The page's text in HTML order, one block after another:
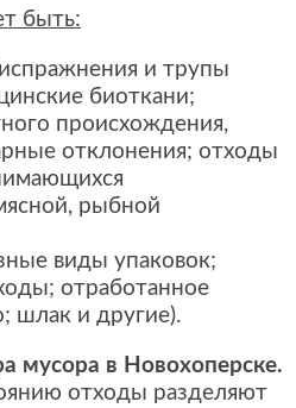
быть:
и трупы
биоткани;
происхождения,
отклонения; отходы
рыбной
виды упаковок;
отработанное
шлак и другие).
мусора в Новохоперске.
отходы разделяют